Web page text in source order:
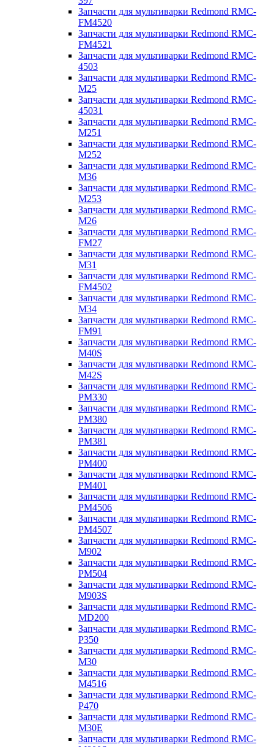
Запчасти для мультиварки Redmond RMC-
FM4520
Запчасти для мультиварки Redmond RMC-
FM4521
Запчасти для мультиварки Redmond RMC-
4503
Запчасти для мультиварки Redmond RMC-
M25
Запчасти для мультиварки Redmond RMC-
45031
Запчасти для мультиварки Redmond RMC-
M251
Запчасти для мультиварки Redmond RMC-
M252
Запчасти для мультиварки Redmond RMC-
M36
Запчасти для мультиварки Redmond RMC-
M253
Запчасти для мультиварки Redmond RMC-
M26
Запчасти для мультиварки Redmond RMC-
FM27
Запчасти для мультиварки Redmond RMC-
M31
Запчасти для мультиварки Redmond RMC-
FM4502
Запчасти для мультиварки Redmond RMC-
M34
Запчасти для мультиварки Redmond RMC-
FM91
Запчасти для мультиварки Redmond RMC-
M40S
Запчасти для мультиварки Redmond RMC-
M42S
Запчасти для мультиварки Redmond RMC-
PM330
Запчасти для мультиварки Redmond RMC-
PM380
Запчасти для мультиварки Redmond RMC-
PM381
Запчасти для мультиварки Redmond RMC-
PM400
Запчасти для мультиварки Redmond RMC-
PM401
Запчасти для мультиварки Redmond RMC-
PM4506
Запчасти для мультиварки Redmond RMC-
PM4507
Запчасти для мультиварки Redmond RMC-
M902
Запчасти для мультиварки Redmond RMC-
PM504
Запчасти для мультиварки Redmond RMC-
M903S
Запчасти для мультиварки Redmond RMC-
MD200
Запчасти для мультиварки Redmond RMC-
P350
Запчасти для мультиварки Redmond RMC-
M30
Запчасти для мультиварки Redmond RMC-
M4516
Запчасти для мультиварки Redmond RMC-
P470
Запчасти для мультиварки Redmond RMC-
M30E
Запчасти для мультиварки Redmond RMC-